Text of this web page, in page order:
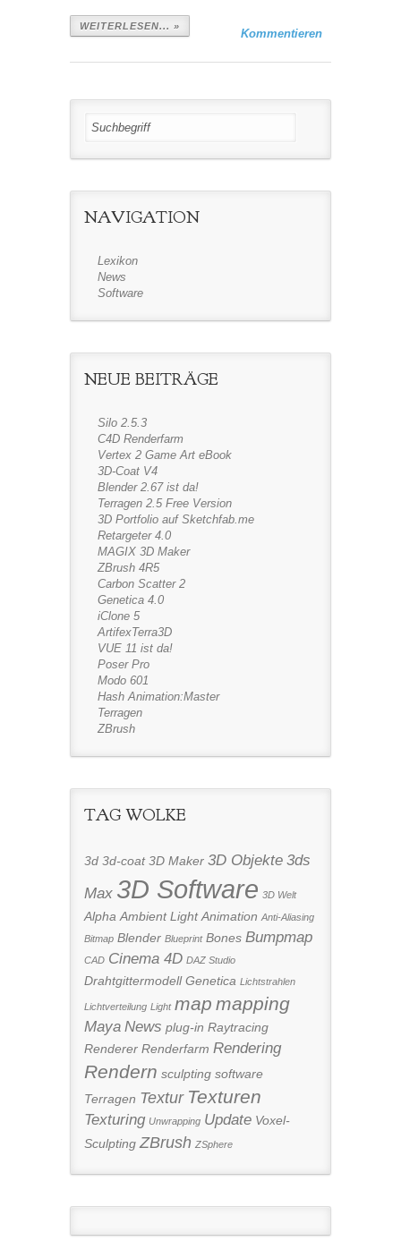
WEITERLESEN... »
Kommentieren
NAVIGATION
Lexikon
News
Software
NEUE BEITRÄGE
Silo 2.5.3
C4D Renderfarm
Vertex 2 Game Art eBook
3D-Coat V4
Blender 2.67 ist da!
Terragen 2.5 Free Version
3D Portfolio auf Sketchfab.me
Retargeter 4.0
MAGIX 3D Maker
ZBrush 4R5
Carbon Scatter 2
Genetica 4.0
iClone 5
ArtifexTerra3D
VUE 11 ist da!
Poser Pro
Modo 601
Hash Animation:Master
Terragen
ZBrush
TAG WOLKE
3d 3d-coat 3D Maker 3D Objekte 3ds
Max 3D Software 3D Welt
Alpha Ambient Light Animation Anti-Aliasing
Bitmap Blender Blueprint Bones Bumpmap
CAD Cinema 4D DAZ Studio
Drahtgittermodell Genetica Lichtstrahlen
Lichtverteilung Light map mapping
Maya News plug-in Raytracing
Renderer Renderfarm Rendering
Rendern sculpting software
Terragen Textur Texturen
Texturing Unwrapping Update Voxel-
Sculpting ZBrush ZSphere